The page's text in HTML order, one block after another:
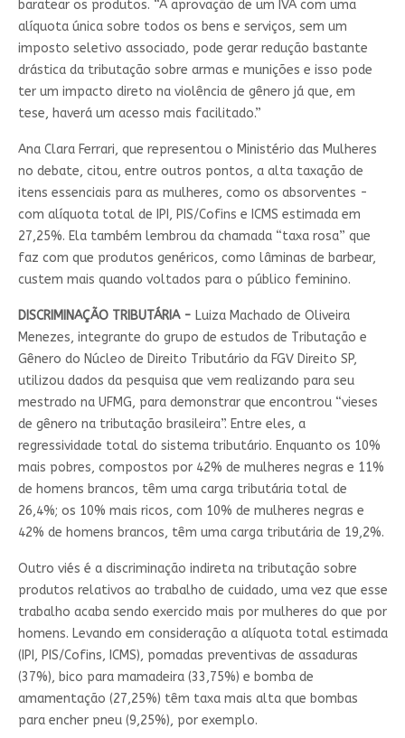
baratear os produtos. “A aprovação de um IVA com uma
alíquota única sobre todos os bens e serviços, sem um
imposto seletivo associado, pode gerar redução bastante
drástica da tributação sobre armas e munições e isso pode
ter um impacto direto na violência de gênero já que, em
tese, haverá um acesso mais facilitado.”
Ana Clara Ferrari, que representou o Ministério das Mulheres
no debate, citou, entre outros pontos, a alta taxação de
itens essenciais para as mulheres, como os absorventes -
com alíquota total de IPI, PIS/Cofins e ICMS estimada em
27,25%. Ela também lembrou da chamada “taxa rosa” que
faz com que produtos genéricos, como lâminas de barbear,
custem mais quando voltados para o público feminino.
DISCRIMINAÇÃO TRIBUTÁRIA - Luiza Machado de Oliveira
Menezes, integrante do grupo de estudos de Tributação e
Gênero do Núcleo de Direito Tributário da FGV Direito SP,
utilizou dados da pesquisa que vem realizando para seu
mestrado na UFMG, para demonstrar que encontrou “vieses
de gênero na tributação brasileira”. Entre eles, a
regressividade total do sistema tributário. Enquanto os 10%
mais pobres, compostos por 42% de mulheres negras e 11%
de homens brancos, têm uma carga tributária total de
26,4%; os 10% mais ricos, com 10% de mulheres negras e
42% de homens brancos, têm uma carga tributária de 19,2%.
Outro viés é a discriminação indireta na tributação sobre
produtos relativos ao trabalho de cuidado, uma vez que esse
trabalho acaba sendo exercido mais por mulheres do que por
homens. Levando em consideração a alíquota total estimada
(IPI, PIS/Cofins, ICMS), pomadas preventivas de assaduras
(37%), bico para mamadeira (33,75%) e bomba de
amamentação (27,25%) têm taxa mais alta que bombas
para encher pneu (9,25%), por exemplo.